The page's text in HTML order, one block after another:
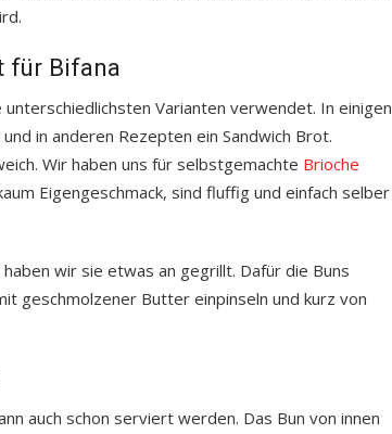
für Bifana
Varianten verwendet. In einigen
in anderen Rezepten ein Sandwich Brot.
Wir haben uns für selbstgemachte Brioche
Eigengeschmack, sind fluffig und einfach selber
wir sie etwas an gegrillt. Dafür die Buns
geschmolzener Butter einpinseln und kurz von
auch schon serviert werden. Das Bun von innen